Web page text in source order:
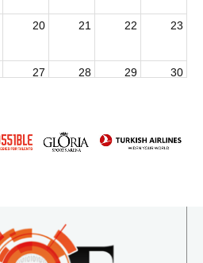
20 21 22 23
27 28 29 30